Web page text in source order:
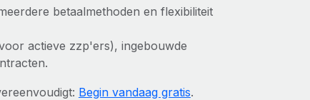
betaalmethoden en flexibiliteit
actieve zzp'ers), ingebouwde
Begin vandaag gratis.